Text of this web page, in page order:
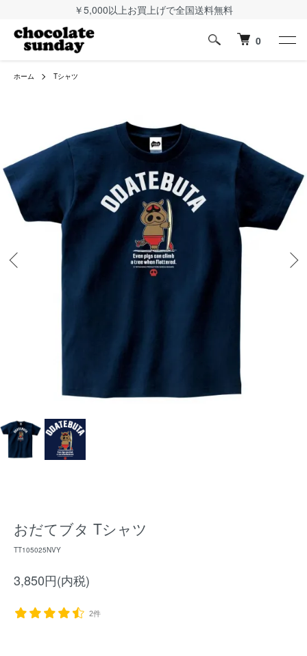
￥5,000以上お買上げで全国送料無料
0
ホーム Tシャツ
おだてブタ Tシャツ
TT105025NVY
3,850円(内税)
2件